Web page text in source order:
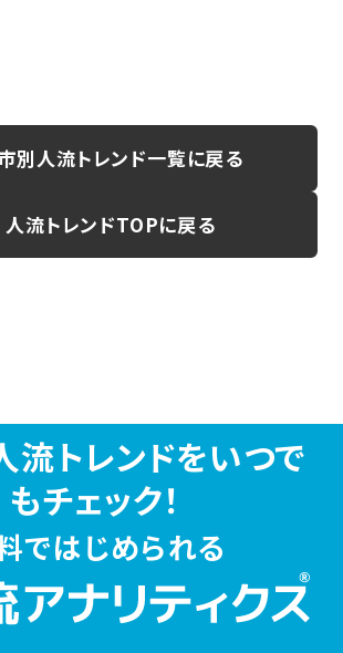
別人流トレンド一覧に戻る
人流トレンドTOPに戻る
流トレンドをいつで
もチェック！
ではじめられる